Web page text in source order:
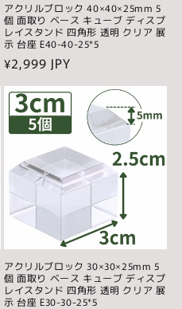
アクリルブロック 40×40×25mm 5
個 面取り ベース キューブ ディスプ
レイスタンド 四角形 透明 クリア 展
示 台座 E40-40-25*5
通
常
価
格
¥2,999 JPY
アクリルブロック 30×30×25mm 5
個 面取り ベース キューブ ディスプ
レイスタンド 四角形 透明 クリア 展
示 台座 E30-30-25*5